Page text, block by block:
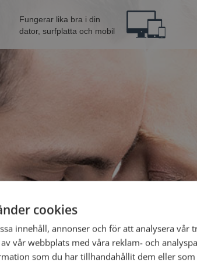
Fungerar lika bra i din
dator, surfplatta och mobil
Bli
Jag är
cookies
innehåll, annonser och för att analysera vår
vår webbplats med våra reklam- och
som du har tillhandahållit dem eller